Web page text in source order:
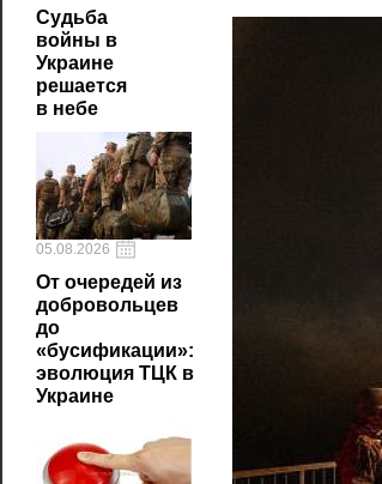
Судьба
войны в
Украине
решается
в небе
05.08.2026
От очередей из
добровольцев
до
«бусификации»:
эволюция ТЦК в
Украине